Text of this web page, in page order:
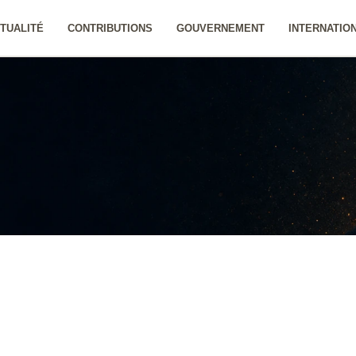
CONTRIBUTIONS GOUVERNEMENT